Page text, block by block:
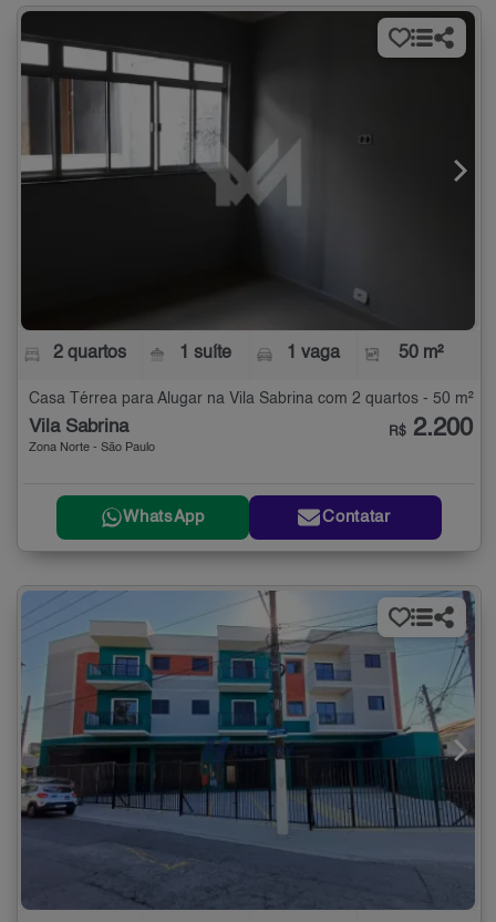
2 quartos 1 suíte 1 vaga 50 m²
Casa Térrea para Alugar na Vila Sabrina com 2 quartos - 50 m²
Vila Sabrina
Zona Norte - São Paulo
R$ 2.200
WhatsApp Contatar